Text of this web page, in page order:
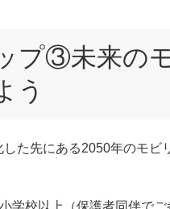
プ③未来の
う
した先にある2050年のモビ